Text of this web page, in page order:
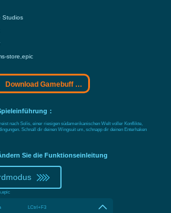
Studios
store,epic
Download Gamebuff Trainer
：
nach Solís, einer riesigen südamerikanischen Welt voller Konflikte,
Schnall dir deinen Wingsuit um, schnapp dir deinen Enterhaken
Sie die Funktionseinleitung
LCtrl+F3